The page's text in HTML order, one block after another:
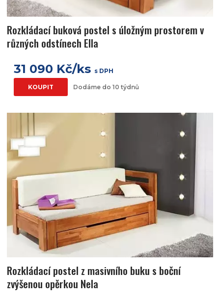
Rozkládací buková postel s úložným prostorem v
různých odstínech Ella
31 090 Kč/ks s DPH
KOUPIT Dodáme do 10 týdnů
Rozkládací postel z masivního buku s boční
zvýšenou opěrkou Nela